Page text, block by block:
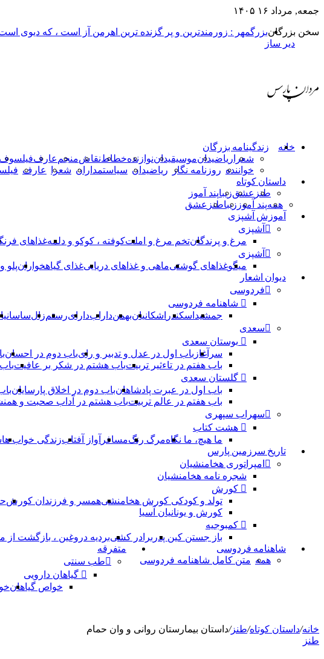
جمعه, مرداد ۱۶ ۱۴۰۵
سخن بزرگانبزرگمهر : زورمندترین و پر گزنده ترین اهرمن آز است ، که دیوی
دیر ساز
خانه زندگینامه بزرگان
شعرا ریاضیدانموسیقیداننوازندهخطاطنقاشمنجم عارففیلسوف
خواننده روزنامه نگار ریاضیدان سیاستمداران شعرا عارف
داستان کوتاه
طنز عشقزیباپند آموز
همهپند آموز زیباطنز عشق
آموزش آشپزی
آشپزی
مرغ و پرندگانتخم مرغ و املتکوفته ، کوکو و دلمهغذاهای
آشپزی
میگوغذاهای گوشتیماهی و غذاهای دریاییغذای گیاهخوارانپلو
دیوان اشعار
فردوسی
شاهنامه فردوسی
جمشید اسکندر اشکانیانبهمندارابدارایرستمزال
سعدی
بوستان سعدی
سرآغاز باب اول در عدل و تدبیر و رایباب دوم در احسان
باب هفتم در تاءثیر تربیتباب هشتم در شکر بر عافیت
گلستان سعدی
باب اول در عبرت پادشاهانباب دوم در اخلاق پارسایان
باب هفتم در عالم تربیتباب هشتم در آداب صحبت و
سهراب سپهری
هشت کتاب
ما هیچ، ما نگاهمرگ رنگمسافر آواز آفتابزندگی خواب ها
تاریخ سرزمین پارس
امپراتوری هخامنشیان
شجره نامه هخامنشیان
کورش
تولد و کودکی کورش هخامنشیهمسر و فرزندان کورش
کورش و یونانیان آسیا
کمبوجیه
باز جستن کین پدر برادر کشیبردیه دروغین ، بازگشت
شاهنامه فردوسی
همه متن کامل شاهنامه فردوسی
متفرقه
طب سنتی
گیاهان دارویی
خواص گیاهان
خانه/داستان کوتاه/طنز/داستان بیمارستان روانى و وان حمام
طنز